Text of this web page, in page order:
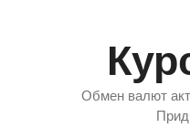
Обмен валют